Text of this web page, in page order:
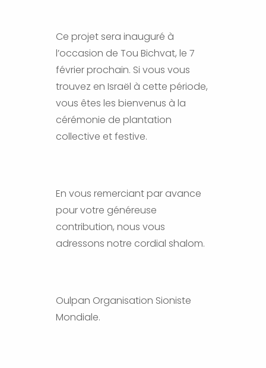
Ce projet sera inauguré à
l’occasion de Tou Bichvat, le 7
février prochain. Si vous vous
trouvez en Israël à cette période,
vous êtes les bienvenus à la
cérémonie de plantation
collective et festive.
En vous remerciant par avance
pour votre généreuse
contribution, nous vous
adressons notre cordial shalom.
Oulpan Organisation Sioniste
Mondiale.